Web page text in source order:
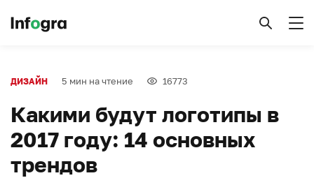
ДИЗАЙН 5 мин на чтение 16773
Какими будут логотипы в
2017 году: 14 основных
трендов